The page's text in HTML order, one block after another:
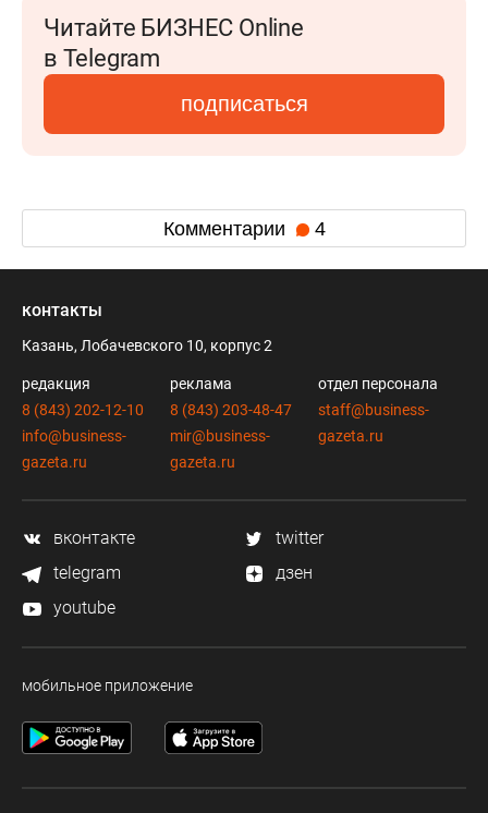
Читайте БИЗНЕС Online
в Telegram
подписаться
Комментарии 4
контакты
Казань, Лобачевского 10, корпус 2
редакция
8 (843) 202-12-10
info@business-
gazeta.ru
реклама
8 (843) 203-48-47
mir@business-
gazeta.ru
отдел персонала
staff@business-
gazeta.ru
вконтакте
twitter
telegram
дзен
youtube
мобильное приложение